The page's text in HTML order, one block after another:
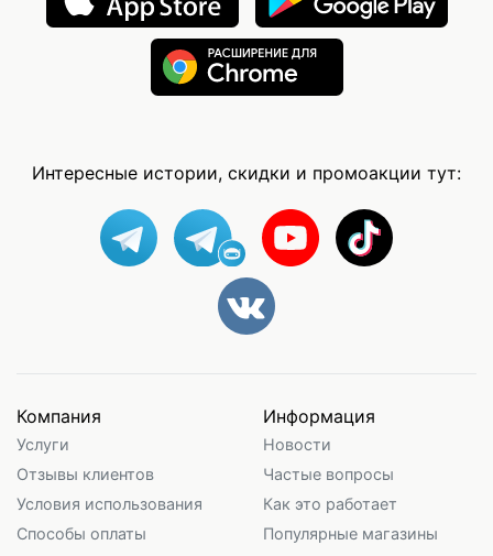
Интересные истории, скидки и промоакции тут:
Компания
Услуги
Отзывы клиентов
Условия использования
Способы оплаты
Информация
Новости
Частые вопросы
Как это работает
Популярные магазины